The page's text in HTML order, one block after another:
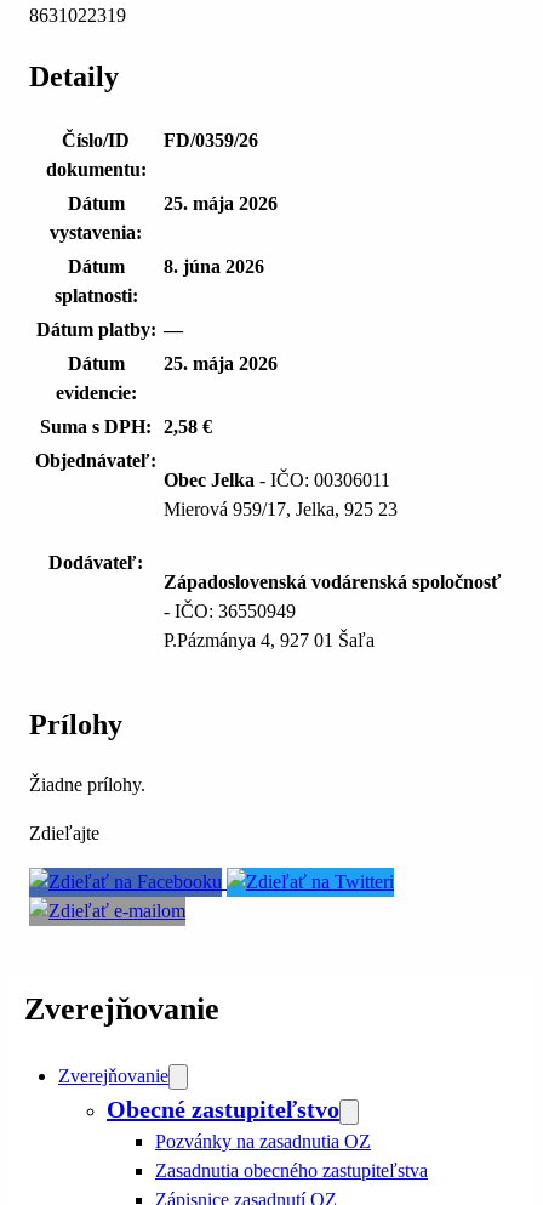
8631022319
Detaily
Číslo/ID
dokumentu:
FD/0359/26
Dátum
vystavenia:
25. mája 2026
Dátum
splatnosti:
8. júna 2026
Dátum platby: —
Dátum
evidencie:
25. mája 2026
Suma s DPH:
2,58 €
Objednávateľ:
Obec Jelka - IČO: 00306011
Mierová 959/17, Jelka, 925 23
Dodávateľ:
Západoslovenská vodárenská spoločnosť
- IČO: 36550949
P.Pázmánya 4, 927 01 Šaľa
Prílohy
Žiadne prílohy.
Zdieľajte
Zverejňovanie
Zverejňovanie
Obecné zastupiteľstvo
Pozvánky na zasadnutia OZ
Zasadnutia obecného zastupiteľstva
Zápisnice zasadnutí OZ